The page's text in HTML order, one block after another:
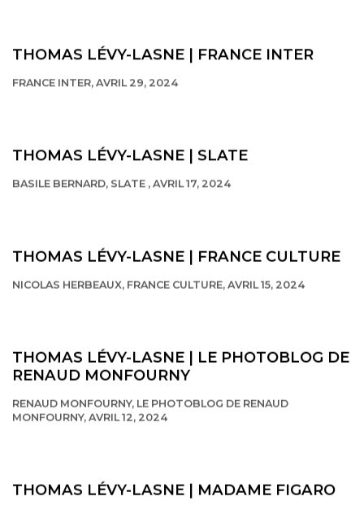
THOMAS LÉVY-LASNE | FRANCE INTER
FRANCE INTER, AVRIL 29, 2024
THOMAS LÉVY-LASNE | SLATE
BASILE BERNARD, SLATE , AVRIL 17, 2024
THOMAS LÉVY-LASNE | FRANCE CULTURE
NICOLAS HERBEAUX, FRANCE CULTURE, AVRIL 15, 2024
THOMAS LÉVY-LASNE | LE PHOTOBLOG DE
RENAUD MONFOURNY
RENAUD MONFOURNY, LE PHOTOBLOG DE RENAUD
MONFOURNY, AVRIL 12, 2024
THOMAS LÉVY-LASNE | MADAME FIGARO